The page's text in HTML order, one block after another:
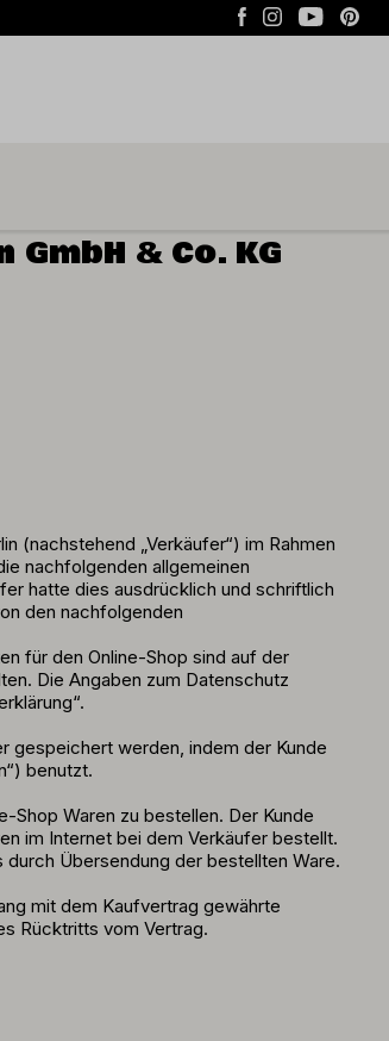
GmbH & Co. KG
(nachstehend „Verkäufer“) im Rahmen
nachfolgenden allgemeinen
hatte dies ausdrücklich und schriftlich
den nachfolgenden
für den Online-Shop sind auf der
Die Angaben zum Datenschutz
gespeichert werden, indem der Kunde
benutzt.
Shop Waren zu bestellen. Der Kunde
im Internet bei dem Verkäufer bestellt.
Übersendung der bestellten Ware.
mit dem Kaufvertrag gewährte
Rücktritts vom Vertrag.